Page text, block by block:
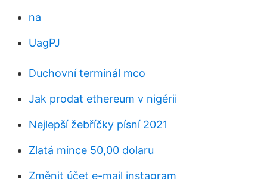
na
UagPJ
Duchovní terminál mco
Jak prodat ethereum v nigérii
Nejlepší žebříčky písní 2021
Zlatá mince 50,00 dolaru
Změnit účet e-mail instagram